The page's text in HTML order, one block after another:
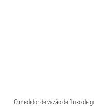
O medidor de vazão de fluxo de